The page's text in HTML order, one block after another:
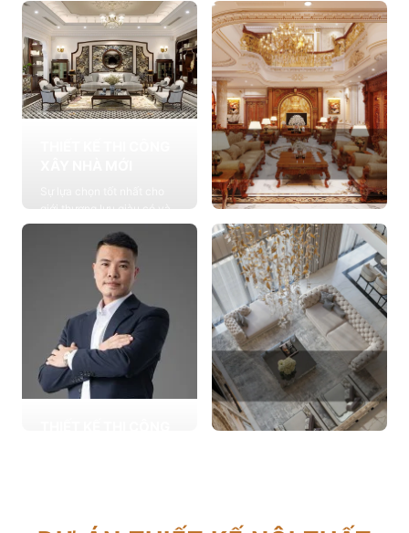
giới thượng lưu giàu có và
đẳng cấp, cung cấp các
giải pháp thiết kế chuyên
Xem chi tiết
THIẾT KẾ THI CÔNG
NỘI THẤT
Cung cấp các giải pháp
theo phong cách sống với
thiết kế nội thất thông minh
mang tính thẩm mỹ cao
Xem chi tiết
lựa chọn từ các gia đình